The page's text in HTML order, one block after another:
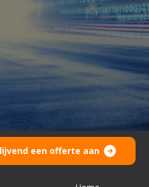
een offerte aan